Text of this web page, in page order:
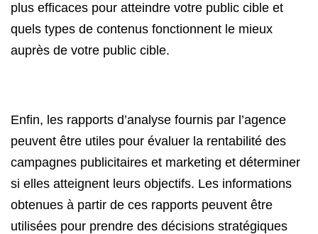
plus efficaces pour atteindre votre public cible et
quels types de contenus fonctionnent le mieux
auprès de votre public cible.
Enfin, les rapports d’analyse fournis par l’agence
peuvent être utiles pour évaluer la rentabilité des
campagnes publicitaires et marketing et déterminer
si elles atteignent leurs objectifs. Les informations
obtenues à partir de ces rapports peuvent être
utilisées pour prendre des décisions stratégiques